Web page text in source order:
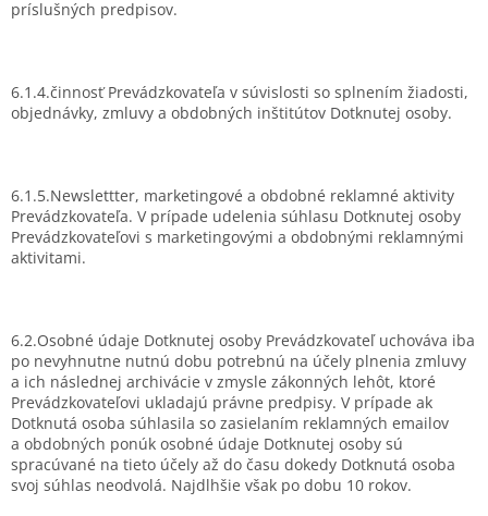
príslušných predpisov.
6.1.4.činnosť Prevádzkovateľa v súvislosti so splnením žiadosti,
objednávky, zmluvy a obdobných inštitútov Dotknutej osoby.
6.1.5.Newslettter, marketingové a obdobné reklamné aktivity
Prevádzkovateľa. V prípade udelenia súhlasu Dotknutej osoby
Prevádzkovateľovi s marketingovými a obdobnými reklamnými
aktivitami.
6.2.Osobné údaje Dotknutej osoby Prevádzkovateľ uchováva iba
po nevyhnutne nutnú dobu potrebnú na účely plnenia zmluvy
a ich následnej archivácie v zmysle zákonných lehôt, ktoré
Prevádzkovateľovi ukladajú právne predpisy. V prípade ak
Dotknutá osoba súhlasila so zasielaním reklamných emailov
a obdobných ponúk osobné údaje Dotknutej osoby sú
spracúvané na tieto účely až do času dokedy Dotknutá osoba
svoj súhlas neodvolá. Najdlhšie však po dobu 10 rokov.